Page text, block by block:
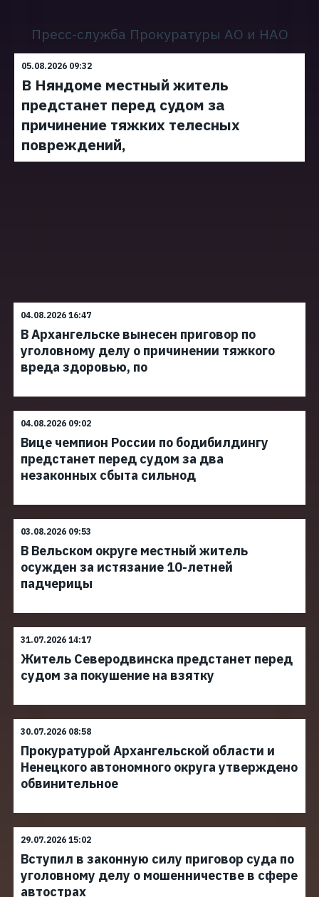
Пресс-служба Прокуратуры АО и НАО
05.08.2026 09:32
В Няндоме местный житель
предстанет перед судом за
причинение тяжких телесных
повреждений,
04.08.2026 16:47
В Архангельске вынесен приговор по
уголовному делу о причинении тяжкого
вреда здоровью, по
04.08.2026 09:02
Вице чемпион России по бодибилдингу
предстанет перед судом за два
незаконных сбыта сильнод
03.08.2026 09:53
В Вельском округе местный житель
осужден за истязание 10-летней
падчерицы
31.07.2026 14:17
Житель Северодвинска предстанет перед
судом за покушение на взятку
30.07.2026 08:58
Прокуратурой Архангельской области и
Ненецкого автономного округа утверждено
обвинительное
29.07.2026 15:02
Вступил в законную силу приговор суда по
уголовному делу о мошенничестве в сфере
автострах